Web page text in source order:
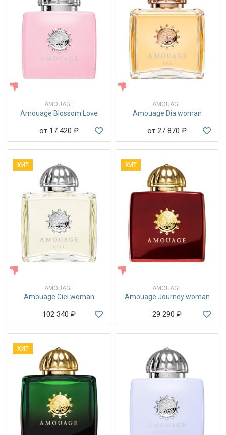
AMOUAGE
Amouage Blossom Love
от 17 420 ₽
AMOUAGE
Amouage Dia woman
от 27 870 ₽
ХИТ
AMOUAGE
Amouage Ciel woman
102 340 ₽
ХИТ
AMOUAGE
Amouage Journey woman
29 290 ₽
ХИТ